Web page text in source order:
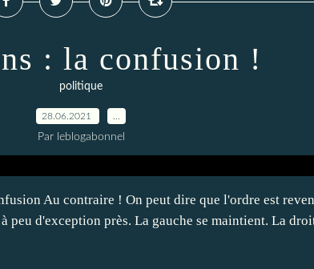
: la confusion !
politique
28.06.2021
Par leblogabonnel
Au contraire ! On peut dire que l'ordre est
peu d'exception près. La gauche se maintient. La